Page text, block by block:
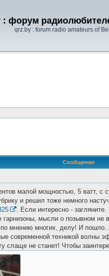
: форум
qrz.by : forum radio amateurs of
Сообщение
малой мощностью, 5 ватт, с
и решил тоже немного
. Если интересно -
мысли о позывном не
мнению многих, делу! И
современной техникой волны
слаще не станет! Чтобы